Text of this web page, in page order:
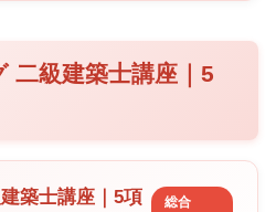
二級建築士講座｜5
築士講座｜5項
総合